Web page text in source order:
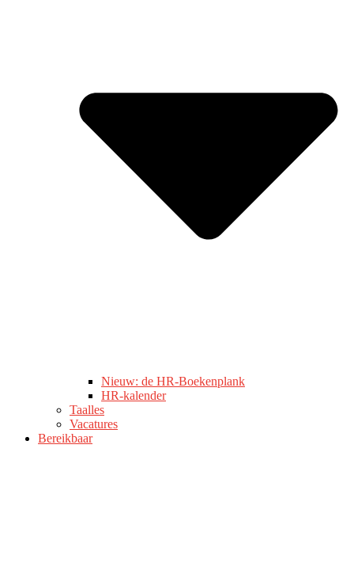
Nieuw: de HR-Boekenplank
HR-kalender
Taalles
Vacatures
Bereikbaar